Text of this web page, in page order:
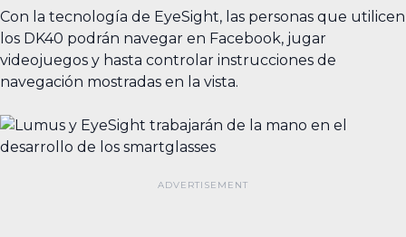
Con la tecnología de EyeSight, las personas que utilicen
los DK40 podrán navegar en Facebook, jugar
videojuegos y hasta controlar instrucciones de
navegación mostradas en la vista.